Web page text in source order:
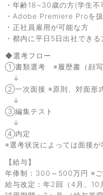
・年齢18~30歳の方(学生不
・Adobe Premiere Proを
・正社員雇用が可能な方
・都内に平日5日出社できる
◆選考フロー
①書類選考 ※履歴書（顔写
↓
②一次面接 ※原則、対面形
↓
③編集テスト
↓
④内定
※選考状況によっては面接が
【給与】
年俸制：300～500万円 ※
給与改定：年2回（4月、10